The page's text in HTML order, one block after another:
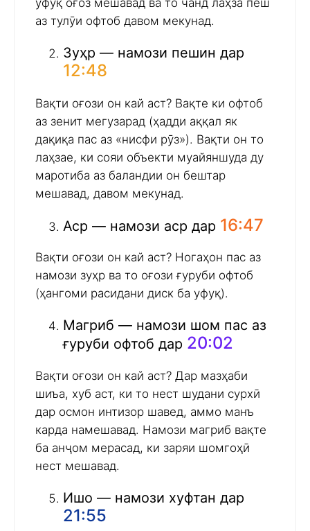
аз тулӯи офтоб давом мекунад.
Зуҳр — намози пешин дар
12:48
Вақти оғози он кай аст? Вақте ки офтоб
аз зенит мегузарад (ҳадди аққал як
дақиқа пас аз «нисфи рӯз»). Вақти он то
лаҳзае, ки сояи объекти муайяншуда ду
маротиба аз баландии он бештар
мешавад, давом мекунад.
Аср — намози аср дар 16:47
Вақти оғози он кай аст? Ногаҳон пас аз
намози зуҳр ва то оғози ғуруби офтоб
(ҳангоми расидани диск ба уфуқ).
Магриб — намози шом пас аз
ғуруби офтоб дар 20:02
Вақти оғози он кай аст? Дар мазҳаби
шиъа, хуб аст, ки то нест шудани сурхӣ
дар осмон интизор шавед, аммо манъ
карда намешавад. Намози магриб вақте
ба анҷом мерасад, ки заряи шомгоҳӣ
нест мешавад.
Ишо — намози хуфтан дар
21:55